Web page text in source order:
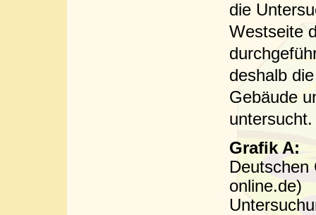
die
Westseite
deshalb
Gebäude
untersucht.
Grafik A:
Deutschen